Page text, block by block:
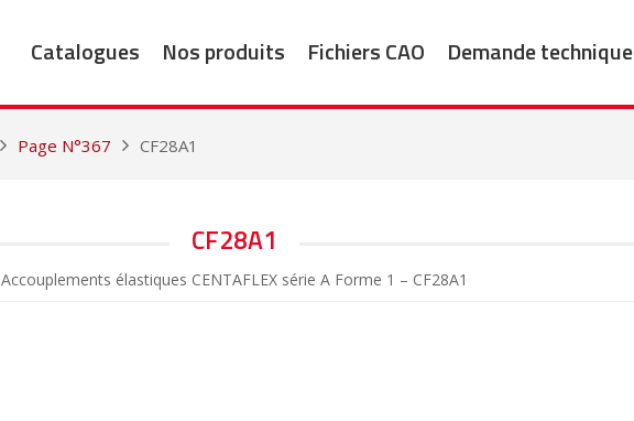
Catalogues Nos produits Fichiers CAO Demande technique
Page N°367 CF28A1
CF28A1
Accouplements élastiques CENTAFLEX série A Forme 1 – CF28A1